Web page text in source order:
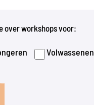
over workshops voor:
Volwassenen